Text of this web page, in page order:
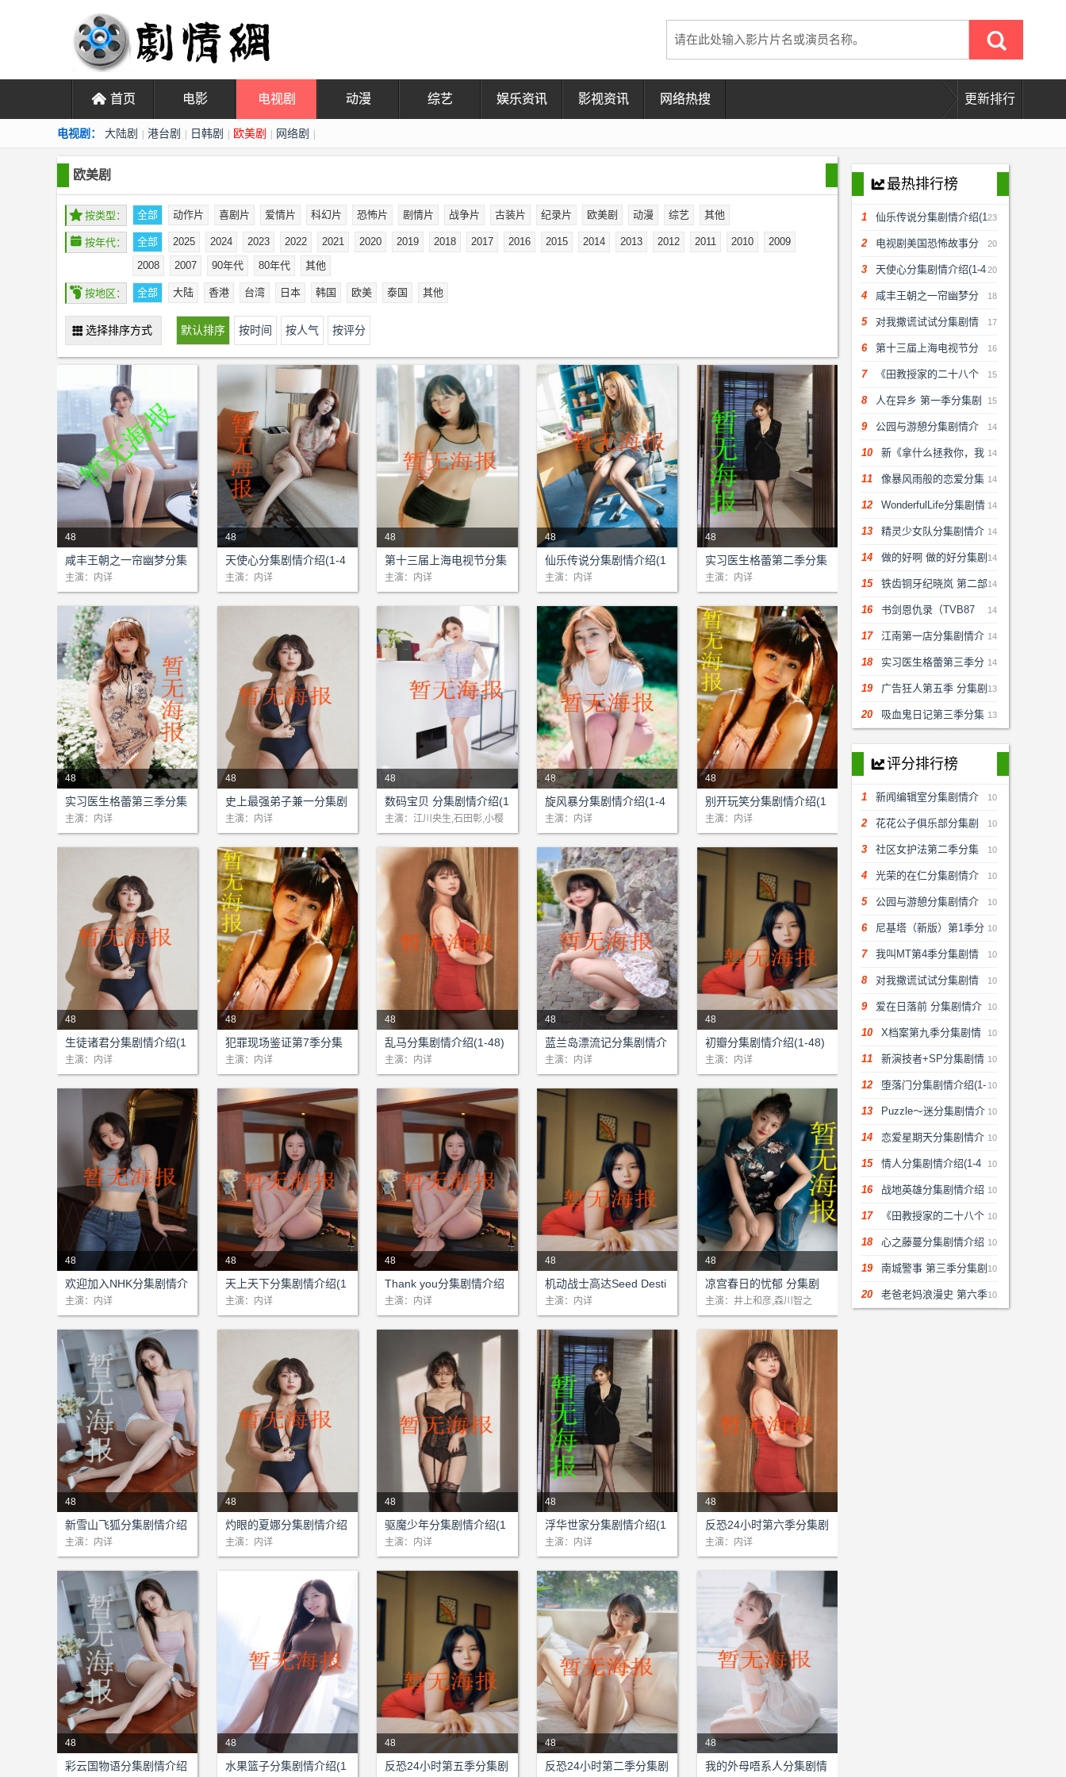
󰄫 首页 电影 电视剧 动漫 综艺 娱乐资讯 影视资讯 网络热搜 更新排行
电视剧： 大陆剧 港台剧 日韩剧 欧美剧 网络剧
欧美剧
㐲 按类型： 全部 动作片 喜剧片 爱情片 科幻片 恐怖片 剧情片 战争片 古装片 纪录片 欧美剧 动漫 综艺 其他
󰁣 按年代： 全部 2025 2024 2023 2022 2021 2020 2019 2018 2017 2016 2015 2014 2013 2012 2011 2010
2009
2008
2007 90年代 80年代 其他
󰉿 按地区： 全部 大陆 香港 台湾 日本 韩国 欧美 泰国 其他
󰅙 选择排序方式 默认排序 按时间 按人气 按评分
48
剧情：本站为该剧提供网络支
持!...
咸丰王朝之一帘幽梦分集
剧情介绍(1-48)大结局
主演：内详
48
剧情：本站为该剧提供网络支
持!...
天使心分集剧情介绍(1-4
8)大结局
主演：内详
48
剧情：本站为该剧提供网络支
持!...
第十三届上海电视节分集
剧情介绍(1-48)大结局
主演：内详
48
剧情：本站为该剧提供网络支
持!...
仙乐传说分集剧情介绍(1
-48)大结局
主演：内详
48
剧情：本站为该剧提供网络支
持!...
实习医生格蕾第二季分集
剧情介绍(1-48)大结局
主演：内详
48
剧情：本站为该剧提供网络支
持!...
实习医生格蕾第三季分集
剧情介绍(1-48)大结局
主演：内详
48
剧情：本站为该剧提供网络支
持!...
史上最强弟子兼一分集剧
情介绍(1-48)大结局
主演：内详
48
剧情：数码宝贝是由日本东映
公司制作的系列动画，目前一
共出了五个专辑，播映至今赢
来了广大好评。这部动画讲述
了人类小朋友进入数码世界冒
险的故事，是一部虚幻、神
秘、充满童心乐趣的动画巨
作。 1999年，由于数码世界
资料异常增生，导致数码世界
和现实世界的连接发生紊乱。
地球上相应地出现奇怪的自然
现象：东南亚没有下雨...
数码宝贝 分集剧情介绍(1
-48)大结局
主演：江川央生,石田彰,小樱
悦子,藤田淑子
48
剧情：本站为该剧提供网络支
持!...
旋风暴分集剧情介绍(1-4
8)大结局
主演：内详
48
剧情：本站为该剧提供网络支
持!...
别开玩笑分集剧情介绍(1
-48)大结局
主演：内详
48
剧情：本站为该剧提供网络支
持!...
生徒诸君分集剧情介绍(1
-48)大结局
主演：内详
48
剧情：本站为该剧提供网络支
持!...
犯罪现场鉴证第7季分集
剧情介绍(1-48)大结局
主演：内详
48
剧情：本站为该剧提供网络支
持!...
乱马分集剧情介绍(1-48)
大结局
主演：内详
48
剧情：本站为该剧提供网络支
持!...
蓝兰岛漂流记分集剧情介
绍(1-48)大结局
主演：内详
48
剧情：本站为该剧提供网络支
持!...
初瓣分集剧情介绍(1-48)
大结局
主演：内详
48
剧情：本站为该剧提供网络支
持!...
欢迎加入NHK分集剧情介
绍(1-48)大结局
主演：内详
48
剧情：本站为该剧提供网络支
持!...
天上天下分集剧情介绍(1
-48)大结局
主演：内详
48
剧情：本站为该剧提供网络支
持!...
Thank you分集剧情介绍
(1-48)大结局
主演：内详
48
剧情：本站为该剧提供网络支
持!...
机动战士高达Seed Desti
ny分集剧情介绍(1-48)大
结局
主演：内详
48
剧情：本站为该剧提供网络支
持!...
凉宫春日的忧郁 分集剧
情介绍(1-48)大结局
主演：井上和彦,森川智之
48
剧情：本站为该剧提供网络支
持!...
新雪山飞狐分集剧情介绍
(1-48)大结局
主演：内详
48
剧情：本站为该剧提供网络支
持!...
灼眼的夏娜分集剧情介绍
(1-48)大结局
主演：内详
48
剧情：本站为该剧提供网络支
持!...
驱魔少年分集剧情介绍(1
-48)大结局
主演：内详
48
剧情：本站为该剧提供网络支
持!...
浮华世家分集剧情介绍(1
-48)大结局
主演：内详
48
剧情：本站为该剧提供网络支
持!...
反恐24小时第六季分集剧
情介绍(1-48)大结局
主演：内详
48
剧情：本站为该剧提供网络支
彩云国物语分集剧情介绍
48
剧情：本站为该剧提供网络支
水果篮子分集剧情介绍(1
48
剧情：本站为该剧提供网络支
反恐24小时第五季分集剧
48
剧情：本站为该剧提供网络支
反恐24小时第二季分集剧
48
剧情：本站为该剧提供网络支
我的外母唔系人分集剧情
󰇀最热排行榜
23
1 仙乐传说分集剧情介绍(1
-48)大结局 20
2 电视剧美国恐怖故事分
集剧情介绍(1-12集)大结局 20
3 天使心分集剧情介绍(1-4
8)大结局 18
4 咸丰王朝之一帘幽梦分
集剧情介绍(1-48)大结局 17
5 对我撒谎试试分集剧情
介绍(1-16)大结局 16
6 第十三届上海电视节分
集剧情介绍(1-48)大结局 15
7 《田教授家的二十八个
保姆》分集剧情介绍(1-22集)
大结局
15
8 人在异乡 第一季分集剧
情介绍(1-48)大结局 14
9 公园与游憩分集剧情介
绍(1-48)大结局 14
10 新《拿什么拯救你，我
的爱人》分集剧情介绍(1-/)大
结局
14
11 像暴风雨般的恋爱分集
剧情介绍(1-10)大结局 14
12 WonderfulLife分集剧情
介绍(1-48)大结局 14
13 精灵少女队分集剧情介
绍(1-48)大结局 14
14 做的好啊 做的好分集剧
情介绍(1-48)大结局 14
15 铁齿铜牙纪晓岚 第二部
分集剧情介绍(1-48)大结局 14
16 书剑恩仇录（TVB87
版）分集剧情介绍(1-48)大结
局
14
17 江南第一店分集剧情介
绍(1-48)大结局 14
18 实习医生格蕾第三季分
集剧情介绍(1-48)大结局 13
19 广告狂人第五季 分集剧
情介绍(1-48)大结局 13
20 吸血鬼日记第三季分集
󰇀评分排行榜
10
1 新闻编辑室分集剧情介
绍(1-10集)大结局 10
2 花花公子俱乐部分集剧
情介绍(1-48)大结局 10
3 社区女护法第二季分集
剧情介绍(1-48)大结局 10
4 光荣的在仁分集剧情介
绍(1-48)大结局 10
5 公园与游憩分集剧情介
绍(1-48)大结局 10
6 尼基塔（新版）第1季分
集剧情介绍(1-48)大结局 10
7 我叫MT第4季分集剧情
介绍(1-48)大结局 10
8 对我撒谎试试分集剧情
介绍(1-16)大结局 10
9 爱在日落前 分集剧情介
绍(1-48)大结局 10
10 X档案第九季分集剧情
介绍(1-48)大结局 10
11 新演技者+SP分集剧情
介绍(1-48)大结局 10
12 堕落门分集剧情介绍(1-
48)大结局 10
13 Puzzle～迷分集剧情介
绍(1-48)大结局 10
14 恋爱星期天分集剧情介
绍(1-48)大结局 10
15 情人分集剧情介绍(1-4
8)大结局 10
16 战地英雄分集剧情介绍
(1-20)大结局 10
17 《田教授家的二十八个
保姆》分集剧情介绍(1-22集)
大结局
10
18 心之藤蔓分集剧情介绍
(1-12集)大结局 10
19 南城警事 第三季分集剧
情介绍(1-48)大结局 10
20 老爸老妈浪漫史 第六季